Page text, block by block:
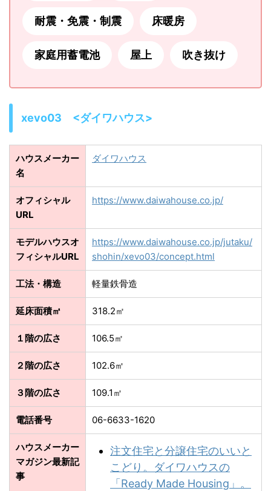
耐震・免震・制震 床暖房
家庭用蓄電池 屋上 吹き抜け
xevo03 <ダイワハウス>
ハウスメーカー
名
ダイワハウス
オフィシャル
URL
https://www.daiwahouse.co.jp/
モデルハウスオ
フィシャルURL
https://www.daiwahouse.co.jp/jutaku/
shohin/xevo03/concept.html
工法・構造 軽量鉄骨造
延床面積㎡ 318.2㎡
１階の広さ 106.5㎡
２階の広さ 102.6㎡
３階の広さ 109.1㎡
電話番号 06-6633-1620
ハウスメーカー
マガジン最新記
事
注文住宅と分譲住宅のいいと
こどり。ダイワハウスの
「Ready Made Housing」。